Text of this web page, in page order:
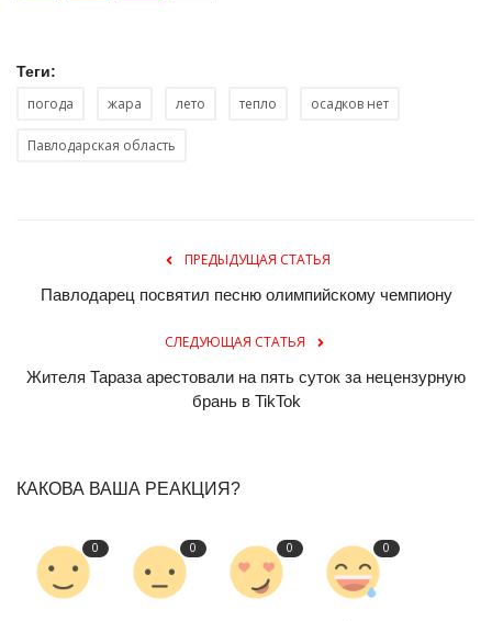
Теги:
погода жара лето тепло осадков нет
Павлодарская область
ПРЕДЫДУЩАЯ СТАТЬЯ
Павлодарец посвятил песню олимпийскому чемпиону
СЛЕДУЮЩАЯ СТАТЬЯ
Жителя Тараза арестовали на пять суток за нецензурную
брань в TikTok
КАКОВА ВАША РЕАКЦИЯ?
0 0 0 0